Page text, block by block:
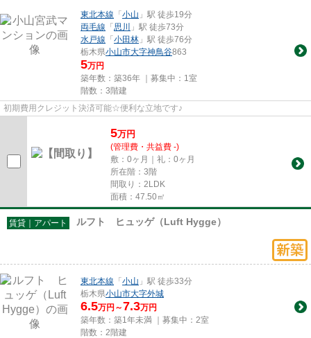
東北本線 「小山 」駅 徒歩19分
両毛線 「思川
」駅 徒歩73分
水戸線 「小田林 」駅 徒歩76分
栃木県小山市大字神鳥谷863
5万円
築年数：築36年 ｜募集中： 1室
階数：3階建
初期費用クレジット決済可能☆便利な立地です♪
5万円
(管理費・共益費 -)
敷：0ヶ月｜礼：0ヶ月
所在階：3階
間取り：2LDK
面積：47.50㎡
賃貸｜アパート ルフト ヒュッゲ（Luft Hygge）
東北本線 「小山 」駅 徒歩33分
栃木県小山市大字外城
6.5万円～7.3万円
築年数：築1年未満 ｜募集中： 2室
階数：2階建